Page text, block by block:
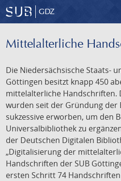
GDZ
Mittelalterliche
Die Niedersächsische Staats-
Göttingen besitzt knapp 450
mittelalterliche Handschriften.
wurden seit der Gründung der
sukzessive erworben, um den
Universalbibliothek zu
der Deutschen Digitalen
„Digitalisierung der
Handschriften der SUB
ersten Schritt 74